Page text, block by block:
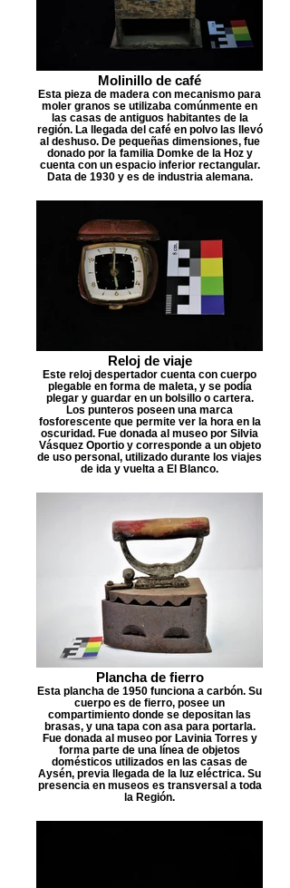
Molinillo de café
Esta pieza de madera con mecanismo para
moler granos se utilizaba comúnmente en
las casas de antiguos habitantes de la
región. La llegada del café en polvo las llevó
al deshuso. De pequeñas dimensiones, fue
donado por la familia Domke de la Hoz y
cuenta con un espacio inferior rectangular.
Data de 1930 y es de industria alemana.
Reloj de viaje
Este reloj despertador cuenta con cuerpo
plegable en forma de maleta, y se podía
plegar y guardar en un bolsillo o cartera.
Los punteros poseen una marca
fosforescente que permite ver la hora en la
oscuridad. Fue donada al museo por Silvia
Vásquez Oportio y corresponde a un objeto
de uso personal, utilizado durante los viajes
de ida y vuelta a El Blanco.
Plancha de fierro
Esta plancha de 1950 funciona a carbón. Su
cuerpo es de fierro, posee un
compartimiento donde se depositan las
brasas, y una tapa con asa para portarla.
Fue donada al museo por Lavinia Torres y
forma parte de una línea de objetos
domésticos utilizados en las casas de
Aysén, previa llegada de la luz eléctrica. Su
presencia en museos es transversal a toda
la Región.